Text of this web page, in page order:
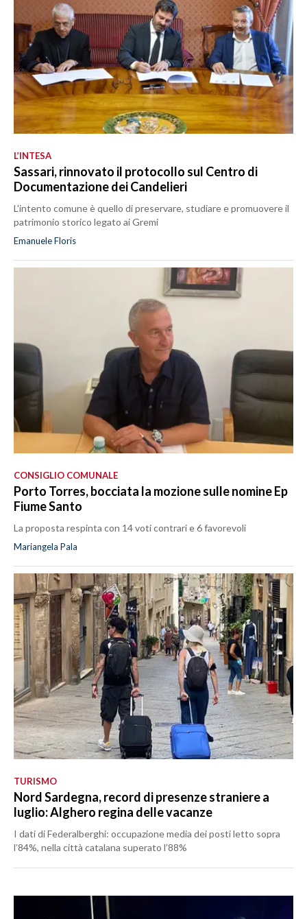
L’INTESA
Sassari, rinnovato il protocollo sul Centro di
Documentazione dei Candelieri
L'intento comune è quello di preservare, studiare e promuovere il
patrimonio storico legato ai Gremi
Emanuele Floris
CONSIGLIO COMUNALE
Porto Torres, bocciata la mozione sulle nomine Ep
Fiume Santo
La proposta respinta con 14 voti contrari e 6 favorevoli
Mariangela Pala
TURISMO
Nord Sardegna, record di presenze straniere a
luglio: Alghero regina delle vacanze
I dati di Federalberghi: occupazione media dei posti letto sopra
l’84%, nella città catalana superato l’88%